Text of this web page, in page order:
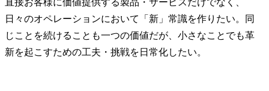
し、知財ト
防止と適切
ます。
日々のオペレーションにおいて「新」常識を作りたい。同
じことを続けることも一つの価値だが、小さなことでも革
新を起こすための工夫・挑戦を日常化したい。